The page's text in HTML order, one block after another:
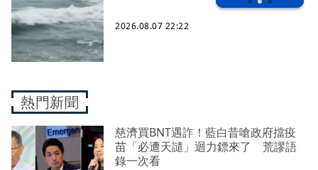
2026.08.07 22:22
熱門新聞
慈濟買BNT遇詐！藍白昔嗆政府擋疫
苗「必遭天譴」迴力鏢來了 荒謬語
錄一次看